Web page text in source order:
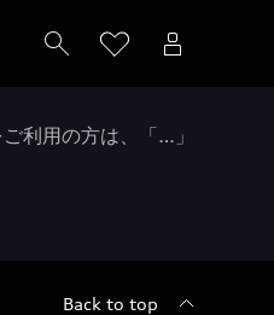
利用の方は、「…」
Back to top